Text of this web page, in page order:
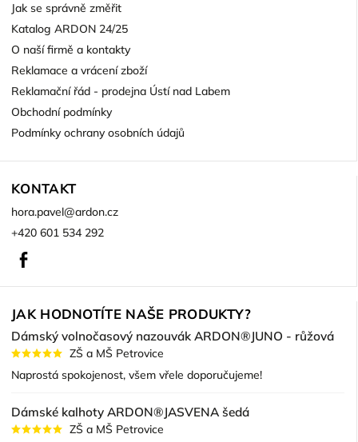
Jak se správně změřit
Katalog ARDON 24/25
O naší firmě a kontakty
Reklamace a vrácení zboží
Reklamační řád - prodejna Ústí nad Labem
Obchodní podmínky
Podmínky ochrany osobních údajů
KONTAKT
hora.pavel@ardon.cz
+420 601 534 292
JAK HODNOTÍTE NAŠE PRODUKTY?
Dámský volnočasový nazouvák ARDON®JUNO - růžová
ZŠ a MŠ Petrovice
Naprostá spokojenost, všem vřele doporučujeme!
Dámské kalhoty ARDON®JASVENA šedá
ZŠ a MŠ Petrovice